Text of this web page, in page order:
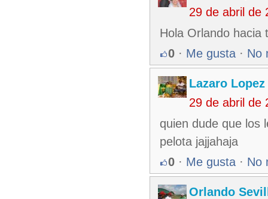
29 de abril de
Hola Orlando hacia
0 · Me gusta · No
Lazaro Lopez
29 de abril de
quien dude que los
pelota jajjahaja
0 · Me gusta · No
Orlando